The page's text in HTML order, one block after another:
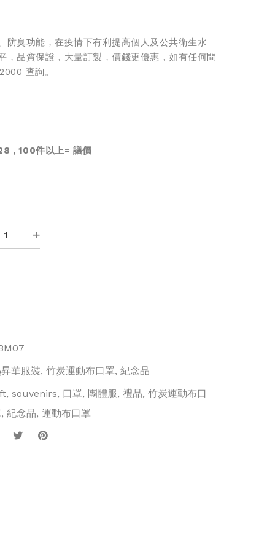
防臭功能，在疫情下有利提高個人及公共衛生水
，品質保證，大量訂製，價錢更優惠，如有任何問
查詢。
, 100件以上= 議價
華服裝, 竹炭運動布口罩, 紀念品
, souvenirs, 口罩, 團體服, 禮品, 竹炭運動布口
, 紀念品, 運動布口罩